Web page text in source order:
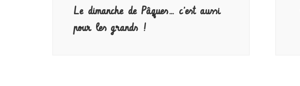
Le dimanche de Pâques… c’est aussi
pour les grands !